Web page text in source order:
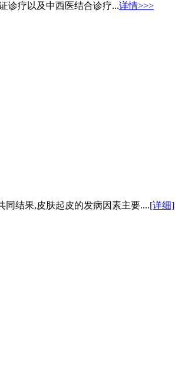
诊疗以及中西医结合诊疗...详情>>>
结果,皮肤起皮的发病因素主要....[详细]